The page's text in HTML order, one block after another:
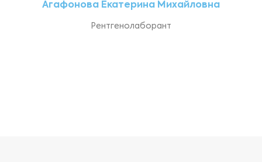
Агафонова Екатерина Михайловна
Рентгенолаборант